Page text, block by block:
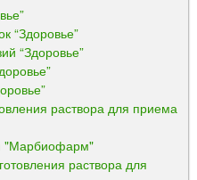
“Здоровье”
“Здоровье”
раствора для приема
"Марбиофарм"
раствора для